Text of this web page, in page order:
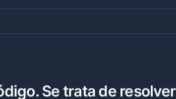
Se trata de resolver